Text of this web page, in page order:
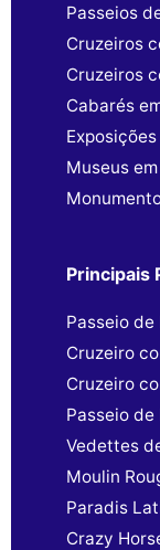
Passeios
Cruzeiros
Cruzeiros
Cabarés
Museus
Principais
Passeio
Cruzeiro
Cruzeiro
Passeio
Vedettes
Moulin
Paradis
Crazy